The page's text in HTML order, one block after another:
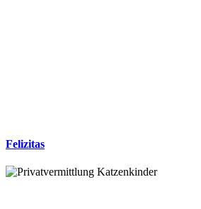
Felizitas